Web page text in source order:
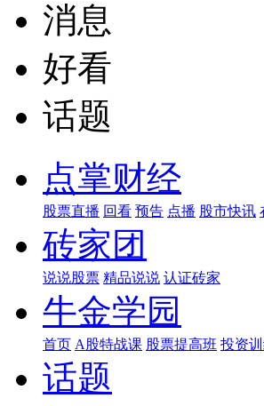
消息
好看
话题
点掌财经
股票直播 回看 预告 点播 股市快讯
砖家团
说说股票 精品说说 认证砖家
牛金学园
首页 A股特战课 股票提高班 投资
话题